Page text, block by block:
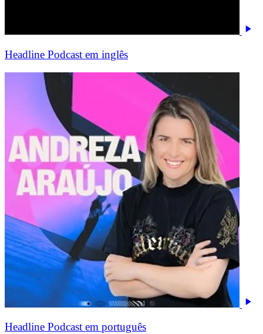
Headline Podcast em inglês
Headline Podcast em português